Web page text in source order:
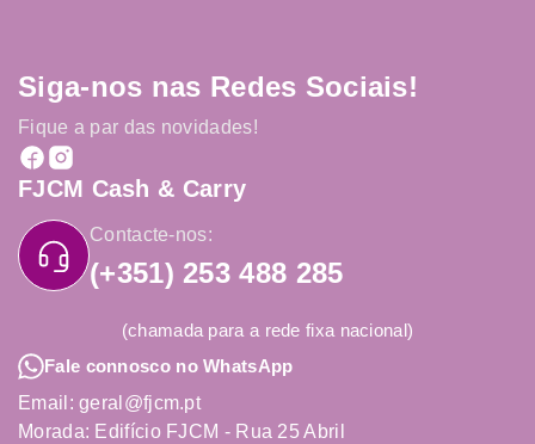
Siga-nos nas Redes Sociais!
Fique a par das novidades!
FJCM Cash & Carry
Contacte-nos:
(+351) 253 488 285
(chamada para a rede fixa nacional)
Fale connosco no WhatsApp
Email: geral@fjcm.pt
Morada: Edifício FJCM - Rua 25 Abril